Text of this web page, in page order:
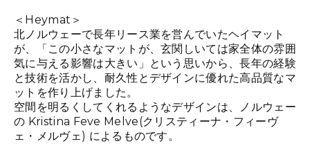
＜Heymat＞
北ノルウェーで長年リース業を営んでいたヘイマット
が、「この小さなマットが、玄関しいては家全体の雰囲
気に与える影響は大きい」という思いから、長年の経験
と技術を活かし、耐久性とデザインに優れた高品質なマ
ットを作り上げました。
空間を明るくしてくれるようなデザインは、ノルウェー
の Kristina Feve Melve(クリスティーナ・フィーヴ
ェ・メルヴェ) によるものです。